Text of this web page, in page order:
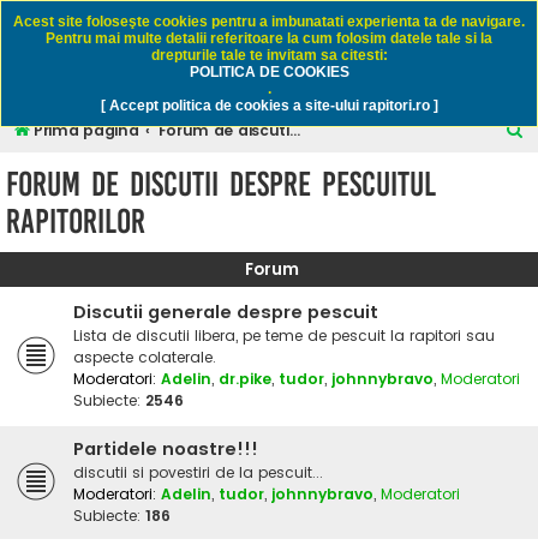
Rapitori.ro - Pescuit sportiv
Prima pagină Forum de discutii despre pescuitul rapitorilor
C
a
r
Forum de discutii despre pescuitul
rapitorilor
Forum
Discutii generale despre pescuit
Lista de discutii libera, pe teme de pescuit la rapitori sau
aspecte colaterale.
Moderatori: Adelin, dr.pike, tudor, johnnybravo, Moderatori
Subiecte: 2546
Partidele noastre!!!
discutii si povestiri de la pescuit...
Moderatori: Adelin, tudor, johnnybravo, Moderatori
Subiecte: 186
Acest site foloseşte cookies pentru a imbunatati experienta ta de navigare.
Pentru mai multe detalii referitoare la cum folosim datele tale si la
drepturile tale te invitam sa citesti:
POLITICA DE COOKIES
.
[ Accept politica de cookies a site-ului rapitori.ro ]